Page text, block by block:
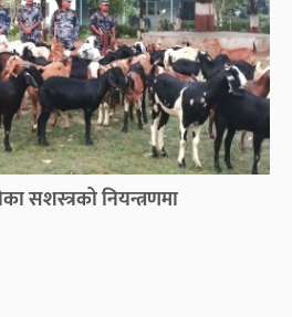
सशस्त्रको नियन्त्रणमा